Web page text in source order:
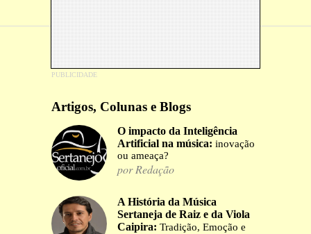
Artigos, Colunas e Blogs
O impacto da Inteligência
Artificial na música: inovação
ou ameaça?
por Redação
A História da Música
Sertaneja de Raiz e da Viola
Caipira: Tradição, Emoção e